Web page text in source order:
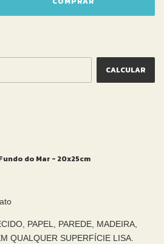
CALCULAR
do Mar - 20x25cm
PAPEL, PAREDE, MADEIRA,
QUALQUER SUPERFÍCIE LISA.